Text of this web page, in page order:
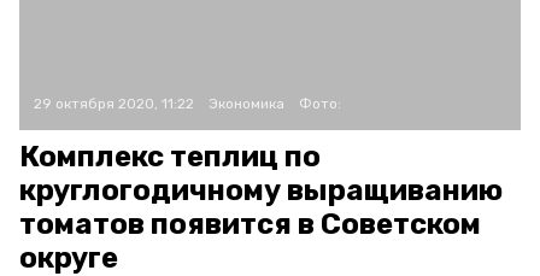
29 октября 2020, 11:22 Экономика Фото:
Комплекс теплиц по
круглогодичному выращиванию
томатов появится в Советском
округе